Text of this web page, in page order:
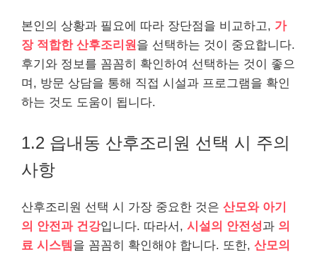
본인의 상황과 필요에 따라 장단점을 비교하고, 가
장 적합한 산후조리원 을 선택하는 것이 중요합니다.
후기와 정보를 꼼꼼히 확인하여 선택하는 것이 좋으
며, 방문 상담을 통해 직접 시설과 프로그램을 확인
하는 것도 도움이 됩니다.
1.2 읍내동 산후조리원 선택 시 주의
사항
산후조리원 선택 시 가장 중요한 것은 산모와 아기
의 안전과 건강입니다. 따라서, 시설의 안전성과 의
료 시스템 을 꼼꼼히 확인해야 합니다. 또한, 산모의